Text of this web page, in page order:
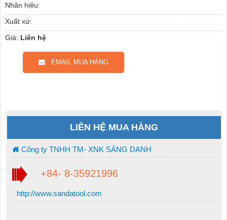
Nhãn hiệu:
Xuất xứ:
Giá: Liên hệ
EMAIL MUA HÀNG
LIÊN HỆ MUA HÀNG
Công ty TNHH TM- XNK SÁNG DANH
+84- 8-35921996
http://www.sandatool.com